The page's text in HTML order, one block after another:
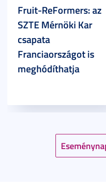
Fruit-ReFormers: az
SZTE Mérnöki Kar
csapata
Franciaországot is
meghódíthatja